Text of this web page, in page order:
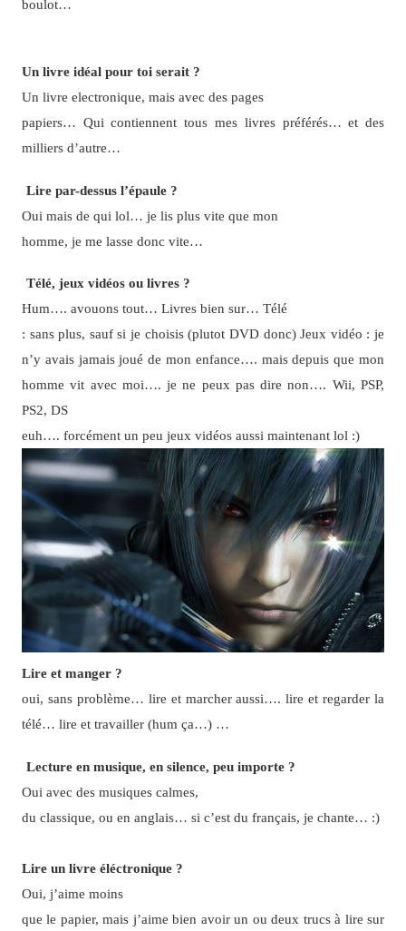
boulot…
Un livre idéal pour toi serait ?
Un livre electronique, mais avec des pages
papiers… Qui contiennent tous mes livres préférés… et des
milliers d’autre…
Lire par-dessus l’épaule ?
Oui mais de qui lol… je lis plus vite que mon
homme, je me lasse donc vite…
Télé, jeux vidéos ou livres ?
Hum…. avouons tout… Livres bien sur… Télé
: sans plus, sauf si je choisis (plutot DVD donc) Jeux vidéo : je
n’y avais jamais joué de mon enfance…. mais depuis que mon
homme vit avec moi…. je ne peux pas dire non…. Wii, PSP,
PS2, DS
euh…. forcément un peu jeux vidéos aussi maintenant lol :)
Lire et manger ?
oui, sans problème… lire et marcher aussi…. lire et regarder la
télé… lire et travailler (hum ça…) …
Lecture en musique, en silence, peu importe ?
Oui avec des musiques calmes,
du classique, ou en anglais… si c’est du français, je chante… :)
Lire un livre éléctronique ?
Oui, j’aime moins
que le papier, mais j’aime bien avoir un ou deux trucs à lire sur